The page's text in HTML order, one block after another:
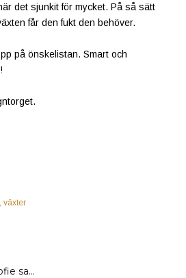
det sjunkit för mycket. På så sätt
får den fukt den behöver.
på önskelistan. Smart och
växter
sa…